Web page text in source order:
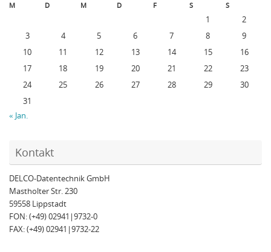
M
D M D F S S
1
2
3
4 5 6 7 8
9
10
11 12 13 14 15
16
17
18 19 20 21 22
23
24
25 26 27 28 29
30
31
« Jan.
Kontakt
DELCO-Datentechnik GmbH
Mastholter Str. 230
59558 Lippstadt
FON: (+49) 02941|9732-0
FAX: (+49) 02941|9732-22